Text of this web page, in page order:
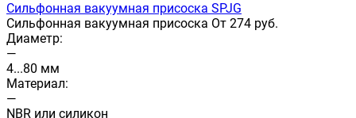
Сильфонная вакуумная присоска SPJG
Сильфонная вакуумная присоска От 274 руб.
Диаметр:
—
4...80 мм
Материал:
—
NBR или силикон